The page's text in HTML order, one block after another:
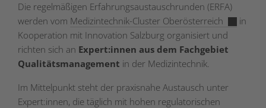
Die regelmäßigen Erfahrungsaustauschrunden (ERFA)
werden vom Medizintechnik-Cluster Oberösterreich
in
Kooperation mit Innovation Salzburg organisiert und
richten sich an Expert:innen aus dem Fachgebiet
Qualitätsmanagement in der Medizintechnik.
Im Mittelpunkt steht der praxisnahe Austausch unter
Expert:innen, die täglich mit hohen regulatorischen